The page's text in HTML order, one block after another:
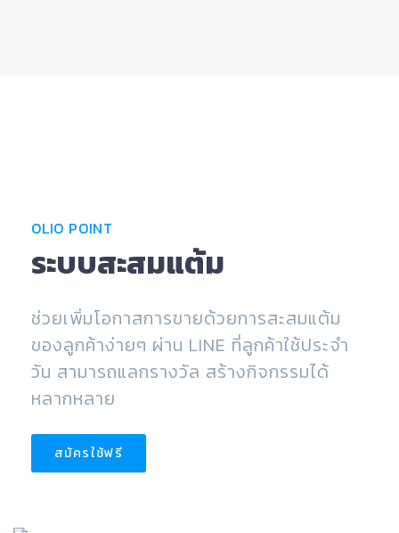
OLIO POINT
ระบบสะสมแต้ม
ช่วยเพิ่มโอกาสการขายด้วยการสะสมแต้ม
ของลูกค้าง่ายๆ ผ่าน LINE ที่ลูกค้าใช้ประจำ
วัน สามารถแลกรางวัล สร้างกิจกรรมได้
หลากหลาย
สมัครใช้ฟรี